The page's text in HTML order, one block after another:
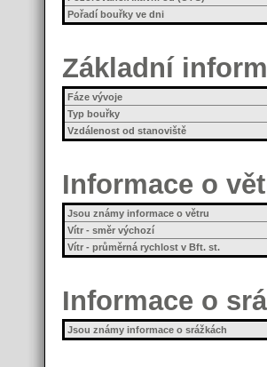
Pořadí bouřky ve dni
Základní
Fáze vývoje
Typ bouřky
Vzdálenost od stanoviště
Informace o
Jsou známy informace o větru
Vítr - směr výchozí
Vítr - průměrná rychlost v Bft. st.
Informace o
Jsou známy informace o srážkách